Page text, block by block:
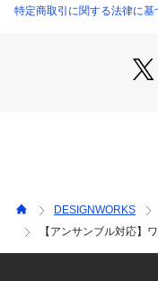
*COORDINATE*
プルオーバーとしても
幅が広がるアイテムです
タイトなシルエットが
て着るとおすすめです
特定商取引に関する法律に基
DESIGNWORKS
【アンサンブル対応】